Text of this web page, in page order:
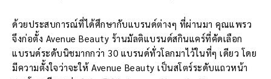
ด้วยประสบการณ์ที่ได้ศึกษากับแบรนด์ต่างๆ ที่ผ่านมา คุณแพรว
จึงก่อตั้ง Avenue Beauty ร้านมัลติแบรนด์สกินแคร์ที่คัดเลือก
แบรนด์ระดับนิชมากกว่า 30 แบรนด์ทั่วโลกมาไว้ในที่ๆ เดียว โดย
มีความตั้งใจว่าจะให้ Avenue Beauty เป็นสโตร์ระดับแถวหน้า